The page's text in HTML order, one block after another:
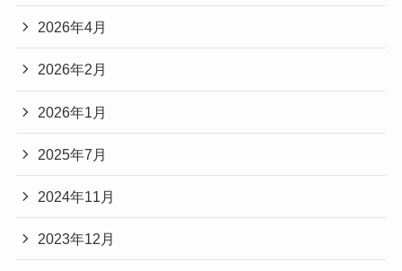
2026年4月
2026年2月
2026年1月
2025年7月
2024年11月
2023年12月